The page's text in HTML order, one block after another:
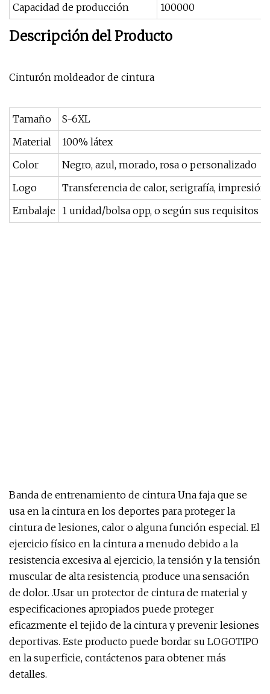
Capacidad de producción
100000
Descripción del Producto
Cinturón moldeador de cintura
Tamaño
S-6XL
Material
100% látex
Color
Negro, azul, morado, rosa o personalizado
Logo
Transferencia de calor, serigrafía,
Embalaje 1 unidad/bolsa opp, o según sus requisitos
Banda de entrenamiento de cintura Una faja que se
usa en la cintura en los deportes para proteger la
cintura de lesiones, calor o alguna función especial. El
ejercicio físico en la cintura a menudo debido a la
resistencia excesiva al ejercicio, la tensión y la tensión
muscular de alta resistencia, produce una sensación
de dolor. .Usar un protector de cintura de material y
especificaciones apropiados puede proteger
eficazmente el tejido de la cintura y prevenir lesiones
deportivas. Este producto puede bordar su LOGOTIPO
en la superficie, contáctenos para obtener más
detalles.